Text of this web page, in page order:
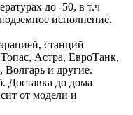
до -50, в т.ч
исполнение.
станций
Астра, ЕвроТанк,
Волгарь и другие.
Доставка до дома
от модели и